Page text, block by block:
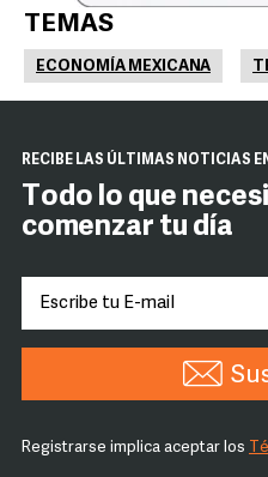
TEMAS
ECONOMÍA MEXICANA
RECIBE LAS ÚLTIMAS NOTICIAS
Todo lo que
comenzar tu día
Registrarse implica aceptar los